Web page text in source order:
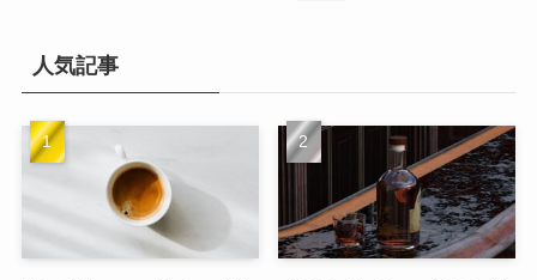
人気記事